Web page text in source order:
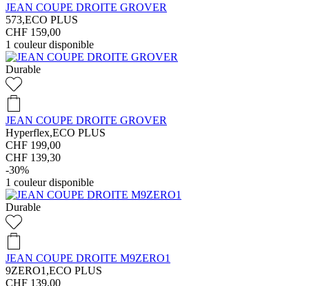
JEAN COUPE DROITE GROVER
573,ECO PLUS
CHF 159,00
1 couleur disponible
Durable
JEAN COUPE DROITE GROVER
Hyperflex,ECO PLUS
CHF 199,00
CHF 139,30
-30%
1 couleur disponible
Durable
JEAN COUPE DROITE M9ZERO1
9ZERO1,ECO PLUS
CHF 139,00